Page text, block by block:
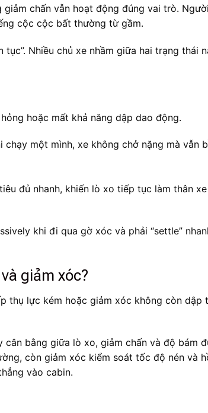
chấn vẫn hoạt động đúng vai trò.
cộc cộc bất thường từ gầm.
Nhiều chủ xe nhầm giữa hai trạng thái
hoặc mất khả năng dập dao động.
một mình, xe không chở nặng mà vẫn
đủ nhanh, khiến lò xo tiếp tục làm thân
khi đi qua gờ xóc và phải “settle”
giảm xóc?
thụ lực kém hoặc giảm xóc không còn dập
bằng giữa lò xo, giảm chấn và độ bám
còn giảm xóc kiểm soát tốc độ nén và
vào cabin.